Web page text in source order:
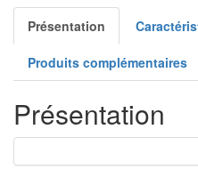
Présentation
Produits complémentaires
Présentation